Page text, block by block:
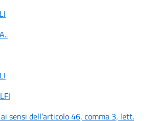
..
sensi dell’articolo 46, comma 3, lett.